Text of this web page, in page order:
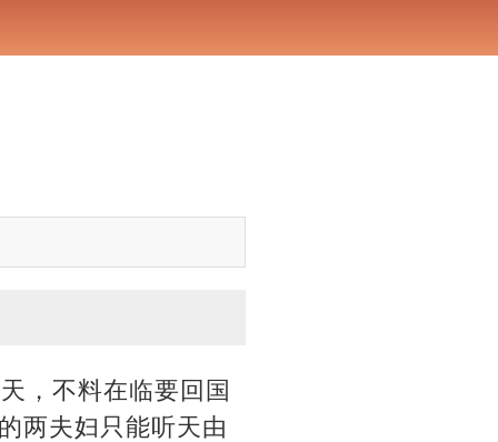
，不料在临要回国
两夫妇只能听天由